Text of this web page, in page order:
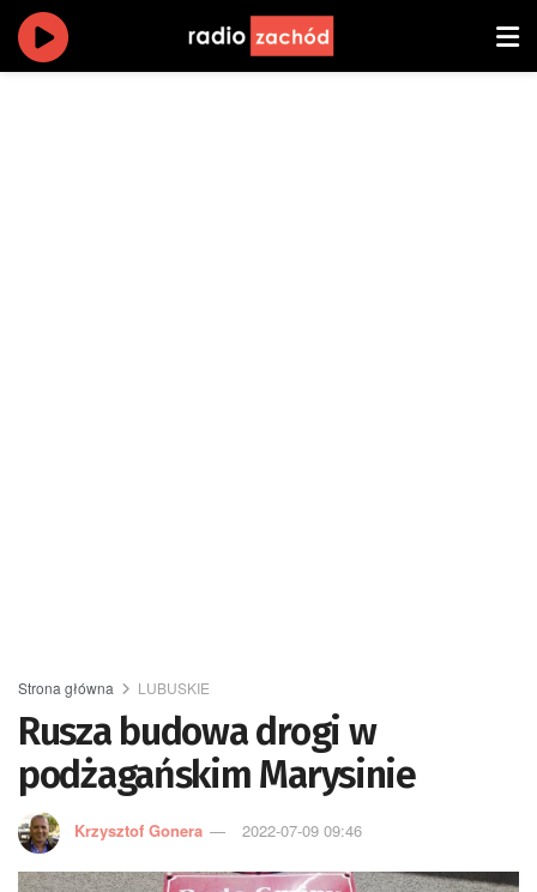
Strona główna LUBUSKIE
Rusza budowa drogi w
podżagańskim Marysinie
Krzysztof Gonera 2022-07-09 09:46